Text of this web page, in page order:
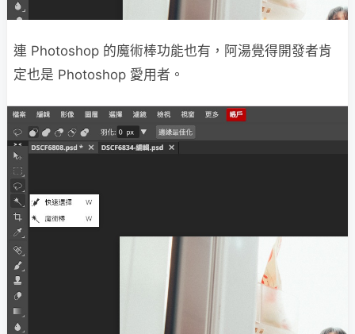
連 Photoshop 的魔術棒功能也有，阿湯覺得開發者肯
定也是 Photoshop 愛用者。